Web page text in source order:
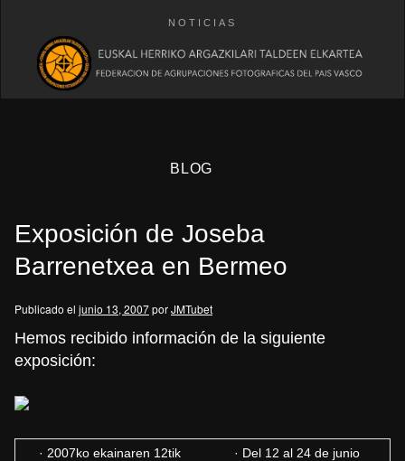
NOTICIAS
BLOG
Exposición de Joseba
Barrenetxea en Bermeo
Publicado el junio 13, 2007porJMTubet
Hemos recibido información de la siguiente
exposición:
· 2007ko ekainaren 12tik
· Del 12 al 24 de junio